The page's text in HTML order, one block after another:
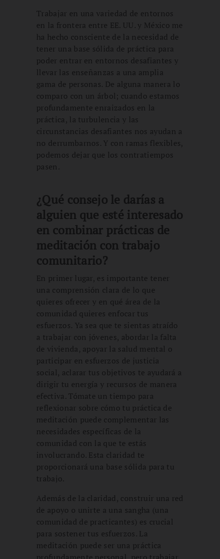
Trabajar en una variedad de entornos
en la frontera entre EE. UU. y México me
ha hecho consciente de la necesidad de
tener una base sólida de práctica para
poder entrar en entornos desafiantes y
llevar las enseñanzas a una amplia
gama de personas. De alguna manera lo
comparo con un árbol; cuando estamos
profundamente enraizados en la
práctica, la turbulencia y las
circunstancias desafiantes nos ayudan a
no derrumbarnos. Y con ramas flexibles,
podemos dejar que los contratiempos
pasen.
¿Qué consejo le darías a
alguien que esté interesado
en combinar prácticas de
meditación con trabajo
comunitario?
En primer lugar, es importante tener
una comprensión clara de lo que
quieres ofrecer y en qué área de la
comunidad quieres enfocar tus
esfuerzos. Ya sea que te sientas atraído
a trabajar con jóvenes, abordar la falta
de vivienda, apoyar la salud mental o
participar en esfuerzos de justicia
social, aclarar tus objetivos te ayudará a
dirigir tu energía y recursos de manera
efectiva. Tómate un tiempo para
reflexionar sobre cómo tu práctica de
meditación puede complementar las
necesidades específicas de la
comunidad con la que te estás
involucrando. Esta claridad te
proporcionará una base sólida para tu
trabajo.
Además de la claridad, construir una red
de apoyo o unirte a una sangha (una
comunidad de practicantes) es crucial
para sostener tus esfuerzos. La
meditación puede ser una práctica